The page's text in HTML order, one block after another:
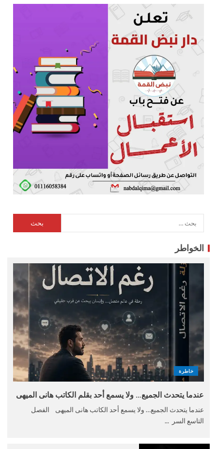
الخواطر
خاطرة
عندما يتحدث الجميع… ولا يسمع أحد بقلم الكاتب هانى الميهى
عندما يتحدث الجميع… ولا يسمع أحد الكاتب هانى الميهى الفصل
التاسع السر ...